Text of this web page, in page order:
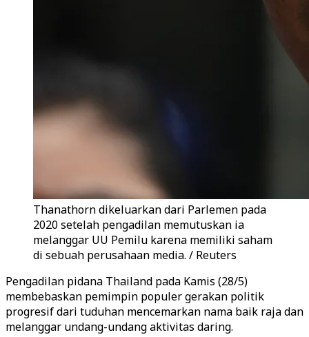
Thanathorn dikeluarkan dari Parlemen pada
2020 setelah pengadilan memutuskan ia
melanggar UU Pemilu karena memiliki saham
di sebuah perusahaan media. / Reuters
Pengadilan pidana Thailand pada Kamis (28/5)
membebaskan pemimpin populer gerakan politik
progresif dari tuduhan mencemarkan nama baik raja dan
melanggar undang-undang aktivitas daring.